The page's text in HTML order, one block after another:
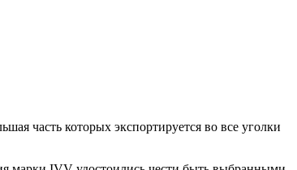
часть которых экспортируется во все уголки